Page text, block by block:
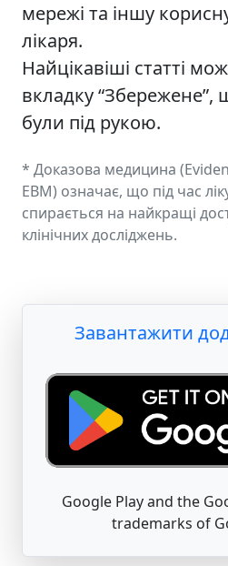
мережі та іншу
лікаря.
Найцікавіші статті
вкладку
були під рукою.
* Доказова медицина
EBM) означає, що під час
спирається на найкращі
клінічних досліджень.
Завантажити
Google Play and the
trademarks of